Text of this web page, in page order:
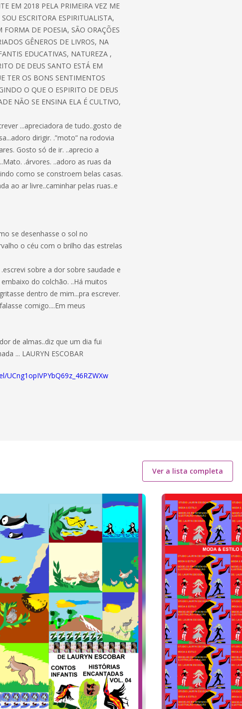
EM 2018 PELA PRIMEIRA VEZ ME
ESCRITORA ESPIRITUALISTA,
FORMA DE POESIA, SÃO ORAÇÕES
GÊNEROS DE LIVROS, NA
EDUCATIVAS, NATUREZA ,
DE DEUS SANTO ESTÁ EM
TER OS BONS SENTIMENTOS
O QUE O ESPIRITO DE DEUS
NÃO SE ENSINA ELA É CULTIVO,
...apreciadora de tudo..gosto de
dirigir. .”moto” na rodovia
Gosto só de ir. ..aprecio a
.árvores. ..adoro as ruas da
como se constroem belas casas.
ao ar livre..caminhar pelas ruas..e
se desenhasse o sol no
o céu com o brilho das estrelas
sobre a dor sobre saudade e
do colchão. ..Há muitos
dentro de mim...pra escrever.
comigo....Em meus
de almas..diz que um dia fui
... LAURYN ESCOBAR
Ver a lista completa